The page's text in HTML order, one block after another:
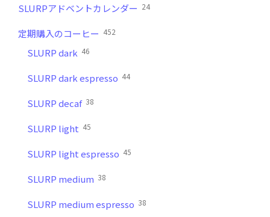
SLURPアドベントカレンダー 24
定期購入のコーヒー 452
SLURP dark 46
SLURP dark espresso 44
SLURP decaf 38
SLURP light 45
SLURP light espresso 45
SLURP medium 38
SLURP medium espresso 38